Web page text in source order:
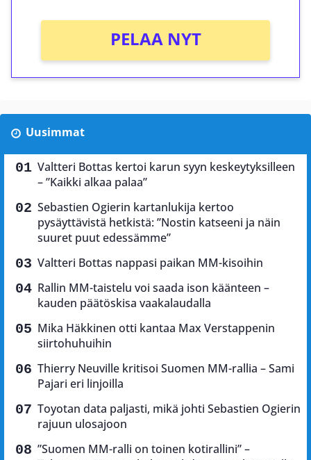
PELAA NYT
Uusimmat
Valtteri Bottas kertoi karun syyn keskeytyksilleen
– ”Kaikki alkaa palaa”
Sebastien Ogierin kartanlukija kertoo
pysäyttävistä hetkistä: ”Nostin katseeni ja näin
suuret puut edessämme”
Valtteri Bottas nappasi paikan MM-kisoihin
Rallin MM-taistelu voi saada ison käänteen –
kauden päätöskisa vaakalaudalla
Mika Häkkinen otti kantaa Max Verstappenin
siirtohuhuihin
Thierry Neuville kritisoi Suomen MM-rallia – Sami
Pajari eri linjoilla
Toyotan data paljasti, mikä johti Sebastien Ogierin
rajuun ulosajoon
”Suomen MM-ralli on toinen kotirallini” –